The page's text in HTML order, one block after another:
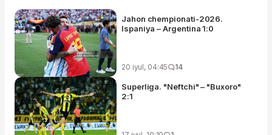
Jahon chempionati-2026.
Ispaniya – Argentina 1:0
20 iyul, 04:45 14
Superliga. "Neftchi" – "Buxoro"
2:1